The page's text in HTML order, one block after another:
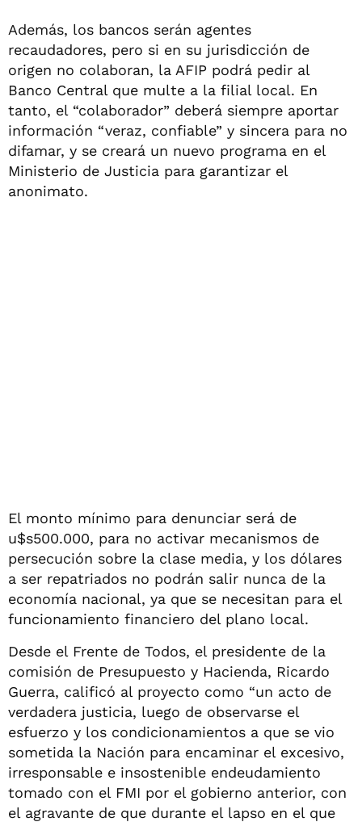
Además, los bancos serán agentes
recaudadores, pero si en su jurisdicción de
origen no colaboran, la AFIP podrá pedir al
Banco Central que multe a la filial local. En
tanto, el “colaborador” deberá siempre aportar
información “veraz, confiable” y sincera para no
difamar, y se creará un nuevo programa en el
Ministerio de Justicia para garantizar el
anonimato.
El monto mínimo para denunciar será de
u$s500.000, para no activar mecanismos de
persecución sobre la clase media, y los dólares
a ser repatriados no podrán salir nunca de la
economía nacional, ya que se necesitan para el
funcionamiento financiero del plano local.
Desde el Frente de Todos, el presidente de la
comisión de Presupuesto y Hacienda, Ricardo
Guerra, calificó al proyecto como “un acto de
verdadera justicia, luego de observarse el
esfuerzo y los condicionamientos a que se vio
sometida la Nación para encaminar el excesivo,
irresponsable e insostenible endeudamiento
tomado con el FMI por el gobierno anterior, con
el agravante de que durante el lapso en el que